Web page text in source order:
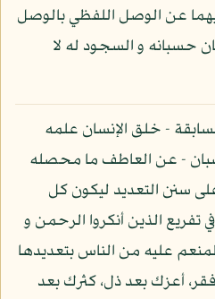
عن الوصل اللفظي بالوصل
حسبانه و السجود له لا
- خلق الإنسان علمه
- عن العاطف ما محصله
سنن التعديد ليكون كل
الذين أنكروا الرحمن و
عليه من الناس بتعديدها
أعزك بعد ذل، كثرك بعد